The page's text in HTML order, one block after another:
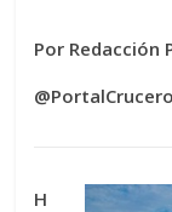
Por Redacción
H